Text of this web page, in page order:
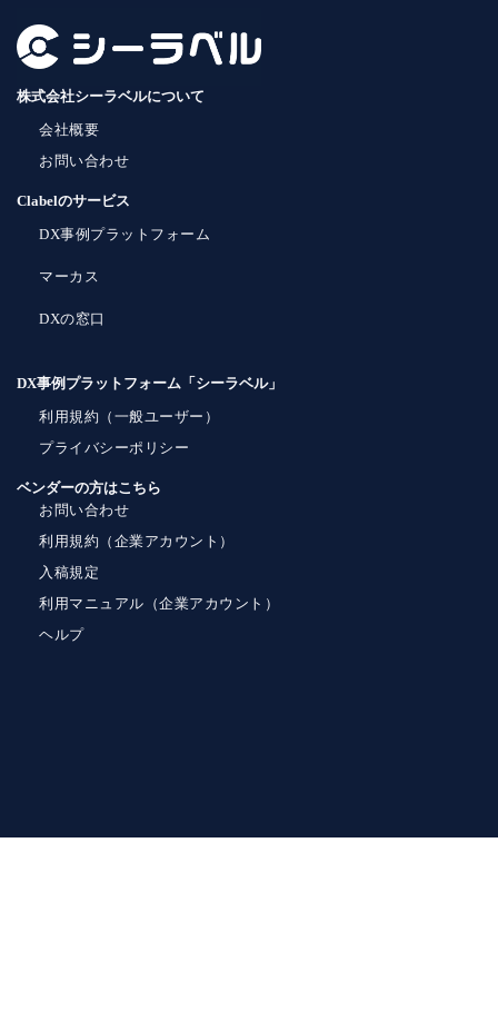
株式会社シーラベルについて
会社概要
お問い合わせ
Clabelのサービス
DX事例プラットフォーム
マーカス
DXの窓口
DX事例プラットフォーム「シーラベル」
利用規約（一般ユーザー）
プライバシーポリシー
ベンダーの方はこちら
お問い合わせ
利用規約（企業アカウント）
入稿規定
利用マニュアル（企業アカウント）
ヘルプ